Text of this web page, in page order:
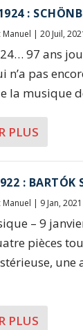
:
Manuel |20 Juil,
97 ans
n’a pas
la musique
PLUS
: BARTÓK
Manuel | 9 Jan, 2021
– 9
pièces
PLUS